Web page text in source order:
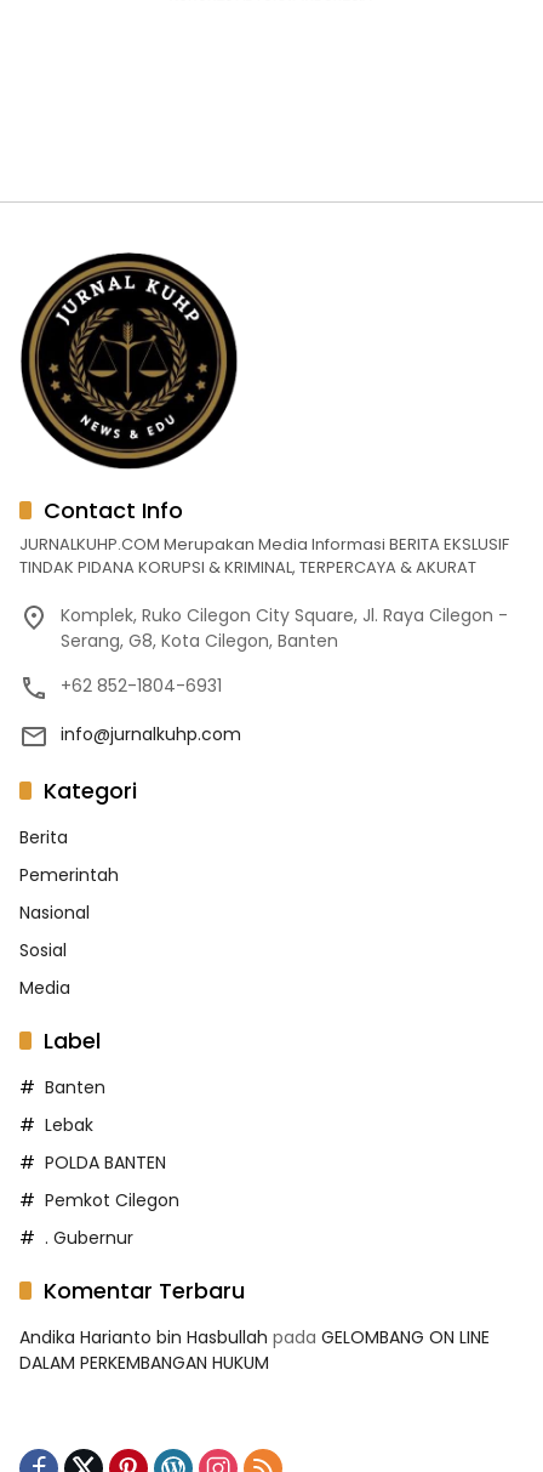
Contact Info
JURNALKUHP.COM Merupakan Media Informasi BERITA EKSLUSIF
TINDAK PIDANA KORUPSI & KRIMINAL, TERPERCAYA & AKURAT
Komplek, Ruko Cilegon City Square, Jl. Raya Cilegon -
Serang, G8, Kota Cilegon, Banten
+62 852-1804-6931
info@jurnalkuhp.com
Kategori
Berita
Pemerintah
Nasional
Sosial
Media
Label
Banten
Lebak
POLDA BANTEN
Pemkot Cilegon
. Gubernur
Komentar Terbaru
Andika Harianto bin Hasbullah pada GELOMBANG ON LINE
DALAM PERKEMBANGAN HUKUM